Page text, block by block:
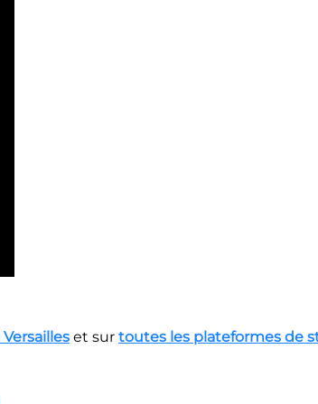
et sur toutes les plateformes de